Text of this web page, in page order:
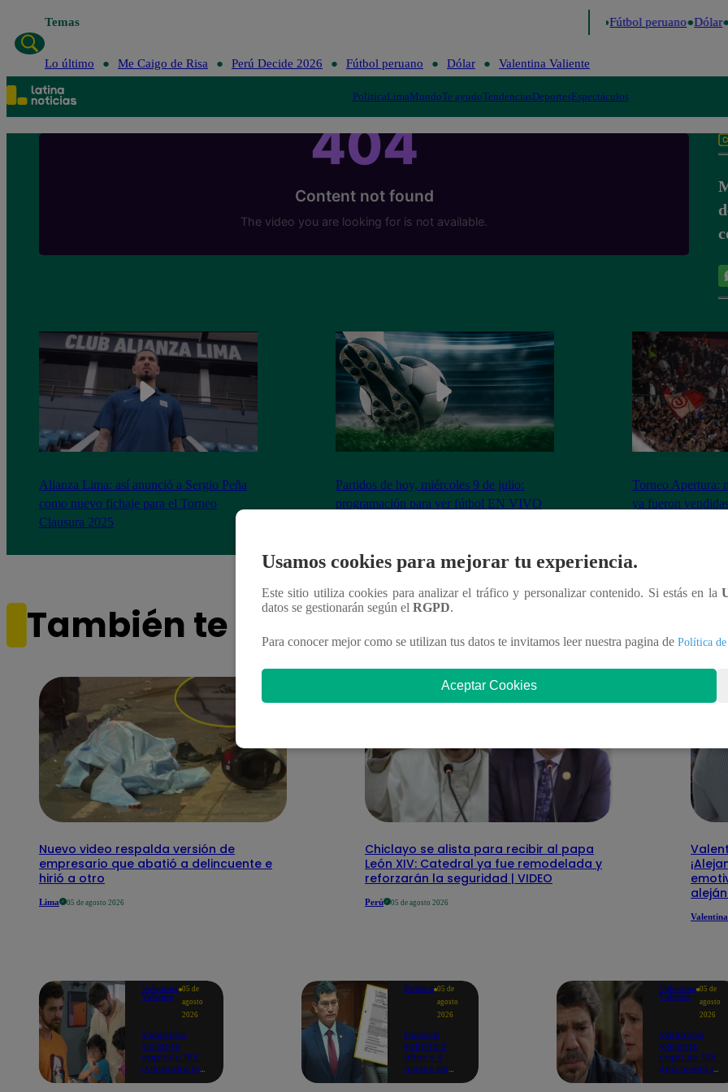
Temas Fútbol peruano Dólar
Lo último Me Caigo de Risa Perú Decide 2026 Fútbol peruano Dólar Valentina Valiente
PolíticaLimaMundoTe ayudoTendenciasDeportesEspectáculos
Alianza Lima: así anunció a Sergio Peña
como nuevo fichaje para el Torneo
Clausura 2025
Partidos de hoy, miércoles 9 de julio:
programación para ver fútbol EN VIVO
Torneo Apertura:
ya fueron
También te puede interesar
Nuevo video respalda versión de
empresario que abatió a delincuente e
hirió a otro
Lima 05 de agosto 2026
Chiclayo se alista para recibir al papa
León XIV: Catedral ya fue remodelada y
reforzarán la seguridad | VIDEO
Perú 05 de agosto 2026
Valentina
Valiente
05 de
agosto
2026
Valentina
Valiente
capítulo 108:
¡Alejandro le
Política 05 de
agosto
2026
Fiscalía
solicita 9
años y 4
meses de
Valentina
Valiente
05 de
agosto
2026
Valentina
Valiente
capítulo 108:
¡Leo revela la
Usamos cookies para mejorar tu experiencia.
Este sitio utiliza cookies para analizar el tráfico y personalizar contenido. Si estás en la
datos se gestionarán según el RGPD.
Para conocer mejor como se utilizan tus datos te invitamos leer nuestra pagina de Política
Aceptar Cookies